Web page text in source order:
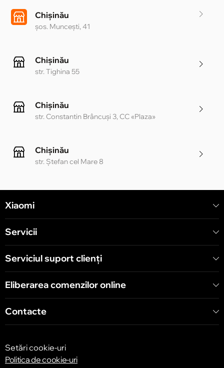
Chișinău
șos. Muncești, 41
Chișinău
str. Tighina 55
Chișinău
str. Constantin Brâncuși 3, CC «Plaza»
Chișinău
str. Ștefan cel Mare 8
Chișinău
str. Arborilor 21, CC «Shopping MallDova»
Xiaomi
Servicii
Serviciul suport clienţi
Eliberarea comenzilor online
Contacte
Setări cookie-uri
Politica de cookie-uri